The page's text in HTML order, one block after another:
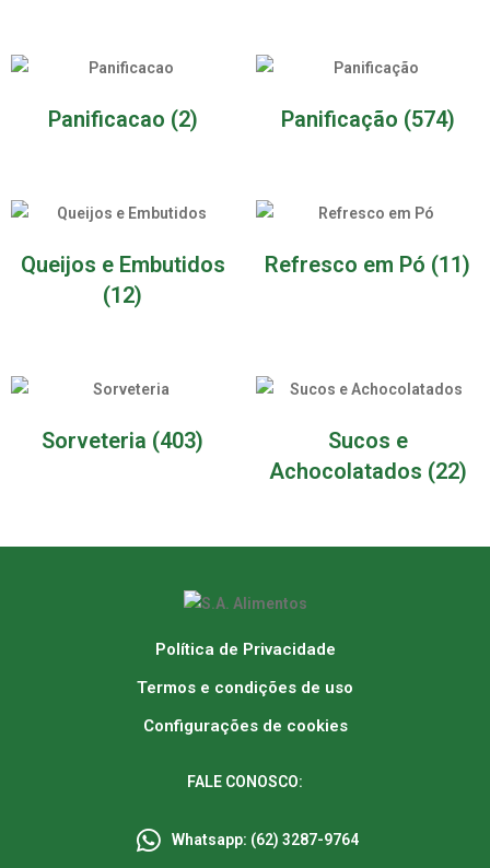
Panificacao (2) Panificação (574)
Queijos e Embutidos
(12)
Refresco em Pó (11)
Sorveteria (403)
Sucos e
Achocolatados (22)
Política de Privacidade
Termos e condições de uso
Configurações de cookies
FALE CONOSCO:
Whatsapp: (62) 3287-9764